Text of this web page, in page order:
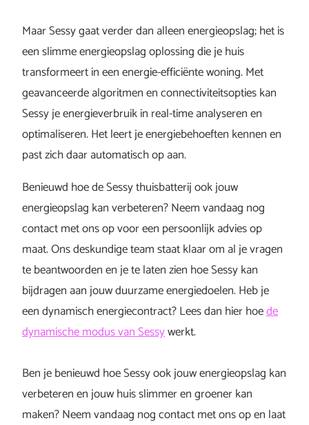
Maar Sessy gaat verder dan alleen energieopslag; het is
een slimme energieopslag oplossing die je huis
transformeert in een energie-efficiënte woning. Met
geavanceerde algoritmen en connectiviteitsopties kan
Sessy je energieverbruik in real-time analyseren en
optimaliseren. Het leert je energiebehoeften kennen en
past zich daar automatisch op aan.
Benieuwd hoe de Sessy thuisbatterij ook jouw
energieopslag kan verbeteren? Neem vandaag nog
contact met ons op voor een persoonlijk advies op
maat. Ons deskundige team staat klaar om al je vragen
te beantwoorden en je te laten zien hoe Sessy kan
bijdragen aan jouw duurzame energiedoelen. Heb je
een dynamisch energiecontract? Lees dan hier hoede
dynamische modus van Sessywerkt.
Ben je benieuwd hoe Sessy ook jouw energieopslag kan
verbeteren en jouw huis slimmer en groener kan
maken? Neem vandaag nog contact met ons op en laat